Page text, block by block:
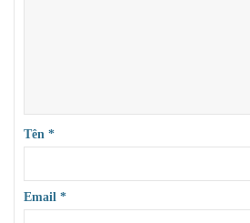
Tên *
Email *